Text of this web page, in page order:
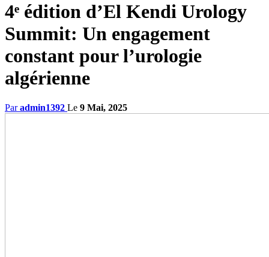
4ᵉ édition d’El Kendi Urology
Summit: Un engagement
constant pour l’urologie
algérienne
Paradmin1392 Le 9 Mai, 2025